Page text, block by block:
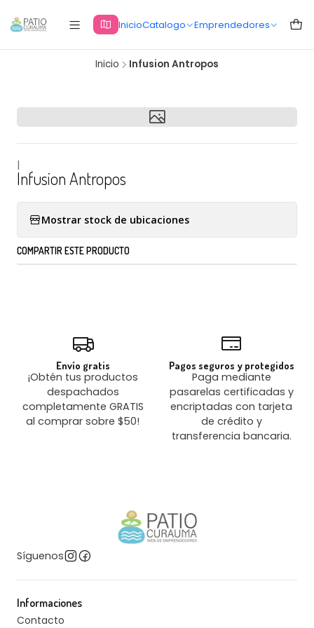
InicioCatalogo Emprendedores
Inicio Infusion Antropos
|
Infusion Antropos
Mostrar stock de ubicaciones
COMPARTIR ESTE PRODUCTO
Envío gratis
¡Obtén tus productos
despachados
completamente GRATIS
al comprar sobre $50!
Pagos seguros y protegidos
Paga mediante
pasarelas certificadas y
encriptadas con tarjeta
de crédito y
transferencia bancaria.
Síguenos
Informaciones
Contacto